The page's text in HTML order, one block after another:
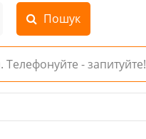
Телефонуйте - запитуйте!